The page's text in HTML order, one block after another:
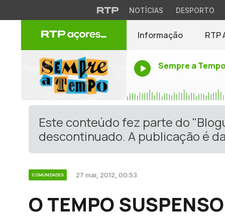
NOTÍCIAS DESPORTO
Informação RTP
Sempre a
Este conteúdo fez parte do
descontinuado. A publicação é
COMUNIDADES 27 mai, 2012, 00:53
O TEMPO